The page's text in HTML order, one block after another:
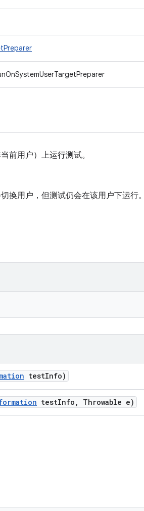
前用户）上运行测试。
换用户，但测试仍会在该用户下运行
testInfo)
testInfo , Throwable e)